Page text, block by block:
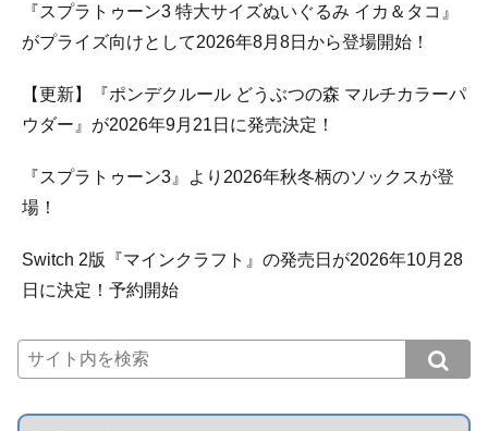
『スプラトゥーン3 特大サイズぬいぐるみ イカ＆タコ』
がプライズ向けとして2026年8月8日から登場開始！
【更新】『ポンデクルール どうぶつの森 マルチカラーパ
ウダー』が2026年9月21日に発売決定！
『スプラトゥーン3』より2026年秋冬柄のソックスが登
場！
Switch 2版『マインクラフト』の発売日が2026年10月28
日に決定！予約開始